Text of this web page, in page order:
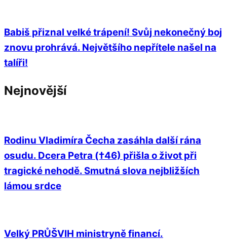
Babiš přiznal velké trápení! Svůj nekonečný boj
znovu prohrává. Největšího nepřítele našel na
talíři!
Nejnovější
Rodinu Vladimíra Čecha zasáhla další rána
osudu. Dcera Petra (†46) přišla o život při
tragické nehodě. Smutná slova nejbližších
lámou srdce
Velký PRŮŠVIH ministryně financí.